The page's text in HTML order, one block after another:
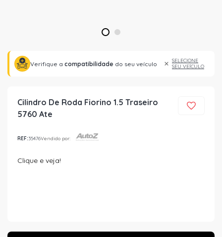
1 2
Verifique a compatibilidade do seu veículo
SELECIONE
SEU VEÍCULO
Cilindro De Roda Fiorino 1.5 Traseiro
5760 Ate
REF:35476Vendido por:
Clique e veja!